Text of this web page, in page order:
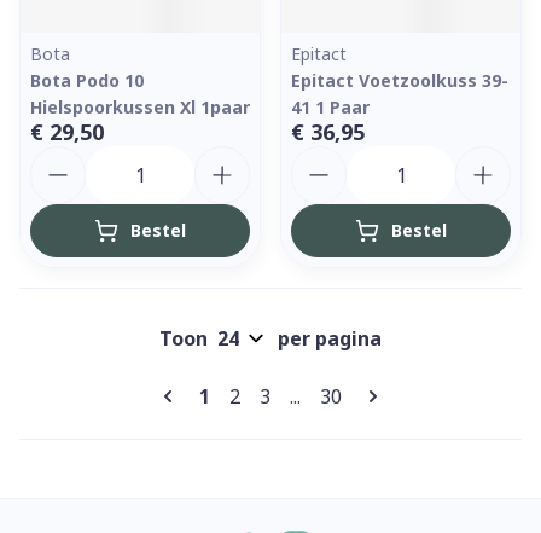
Bota
Bota Podo 10
Hielspoorkussen Xl 1paar
€ 29,50
Bestel
Epitact
Epitact Voetzoolkuss 39-
41 1 Paar
€ 36,95
Bestel
Pagina's
U lees momenteel pagina
1 Pagina
2 Pagina
3 ... Pagina
30
Toon per pagina